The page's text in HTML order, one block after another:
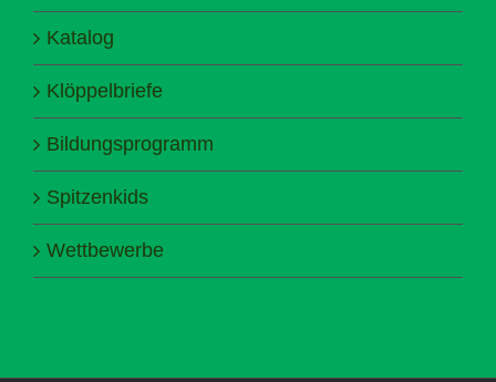
Katalog
Klöppelbriefe
Bildungsprogramm
Spitzenkids
Wettbewerbe